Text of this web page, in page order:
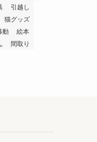
引越し
猫グッズ
動
絵本
間取り